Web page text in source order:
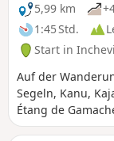
5,99 km
1:45 Std.
Start in
Auf der
Segeln, Kanu,
Étang de